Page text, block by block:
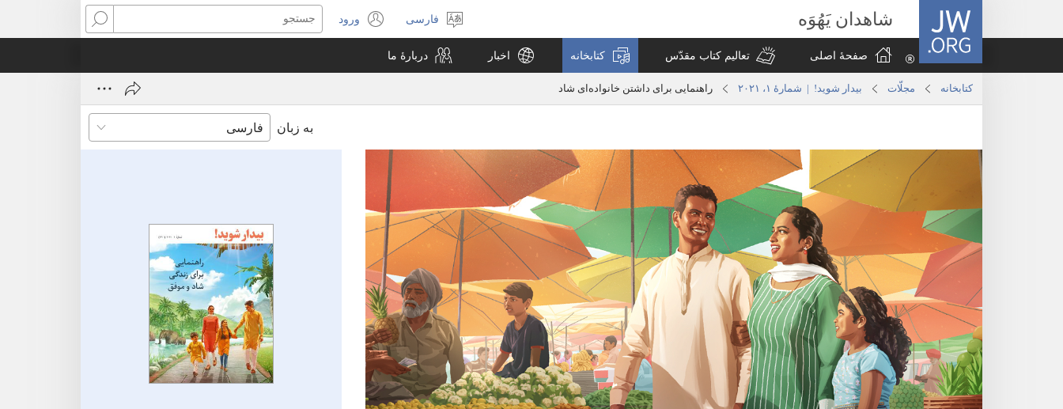
JW.ORG شاهدان یَهُوَه
انتخاب
فارسی ورود
(پنجره‌ای
جستجو
صفحهٔ اصلی تعالیم کتاب مقدّس کتابخانه اخبار دربارهٔ ما
کتابخانه مجلّات بیدار شوید!‏ | شمارهٔ ۱، ۲۰۲۱ راهنمایی برای داشتن خانواده‌ای شاد
به زبان